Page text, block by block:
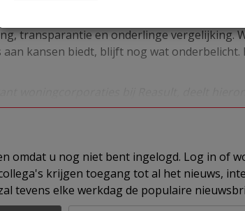
van woningcorporaties in 2016 aan moet
transparantie en onderlinge vergelijking.
kansen biedt, blijft nog wat onderbelicht.
omdat u nog niet bent ingelogd. Log in of
krijgen toegang tot al het nieuws,
tevens elke werkdag de populaire